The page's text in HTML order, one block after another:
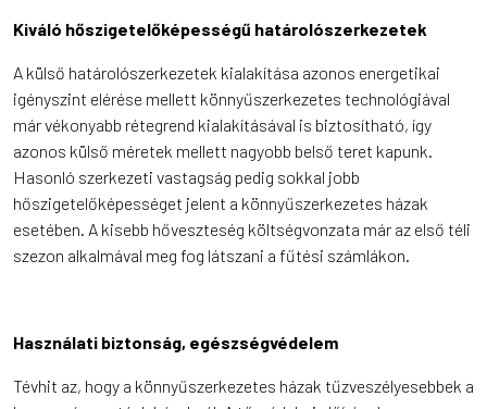
Kiváló hőszigetelőképességű határolószerkezetek
A külső határolószerkezetek kialakítása azonos energetikai
igényszint elérése mellett könnyűszerkezetes technológiával
már vékonyabb rétegrend kialakításával is biztosítható, így
azonos külső méretek mellett nagyobb belső teret kapunk.
Hasonló szerkezeti vastagság pedig sokkal jobb
hőszigetelőképességet jelent a könnyűszerkezetes házak
esetében. A kisebb hőveszteség költségvonzata már az első téli
szezon alkalmával meg fog látszani a fűtési számlákon.
Használati biztonság, egészségvédelem
Tévhit az, hogy a könnyűszerkezetes házak tűzveszélyesebbek a